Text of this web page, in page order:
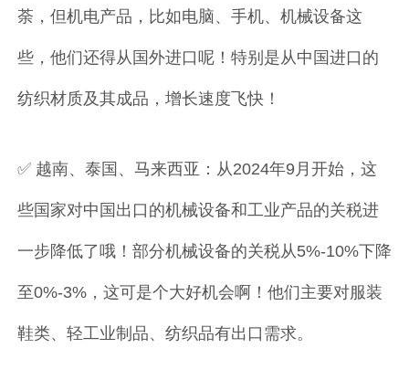
荼，但机电产品，比如电脑、手机、机械设备这
些，他们还得从国外进口呢！特别是从中国进口的
纺织材质及其成品，增长速度飞快！
✅ 越南、泰国、马来西亚：从2024年9月开始，这
些国家对中国出口的机械设备和工业产品的关税进
一步降低了哦！部分机械设备的关税从5%-10%下降
至0%-3%，这可是个大好机会啊！他们主要对服装
鞋类、轻工业制品、纺织品有出口需求。